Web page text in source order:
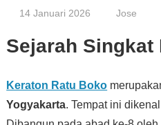
14 Januari 2026 Jose
Sejarah Singkat
Keraton Ratu Boko
Yogyakarta. Tempat ini